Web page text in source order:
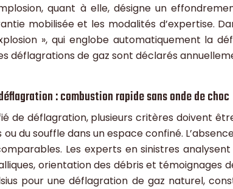
quant à elle, désigne un
mobilisée et les modalités d’expertise.
», qui englobe automatiquement la
déflagrations de gaz sont déclarés
: combustion rapide sans onde de choc
de déflagration, plusieurs critères doivent
du souffle dans un espace confiné.
Les experts en sinistres
orientation des débris et
pour une déflagration de gaz naturel,